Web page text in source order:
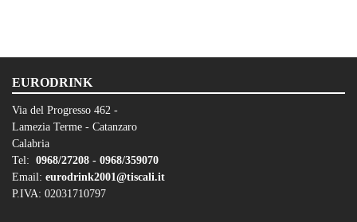
EURODRINK
Via del Progresso 462 -
Lamezia Terme - Catanzaro
Calabria
Tel: 0968/27208 - 0968/359070
Email: eurodrink2001@tiscali.it
P.IVA: 02031710797